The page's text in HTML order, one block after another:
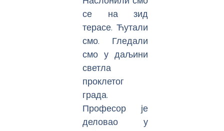
се на зид
терасе. Ћутали
смо. Гледали
смо у даљини
светла
проклетог
града.
Професор је
деловао у